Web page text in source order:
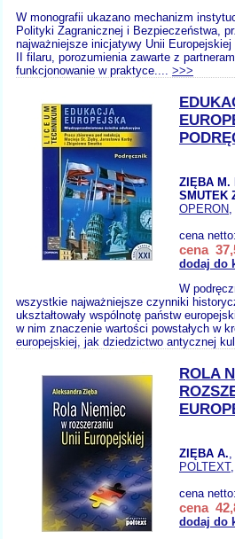
W monografii ukazano mechanizm
Polityki Zagranicznej i Bezpieczeństwa,
najważniejsze inicjatywy Unii Europejskiej
II filaru, porozumienia zawarte z
funkcjonowanie w praktyce.... >>>
ZIĘBA M.
SMUTEK
OPERON,
cena
cena
dodaj do
W
wszystkie najważniejsze czynniki
ukształtowały wspólnotę państw
w nim znaczenie wartości powstałych w
europejskiej, jak dziedzictwo antycznej
ROLA
ZIĘBA A.,
POLTEXT
cena
cena
dodaj do